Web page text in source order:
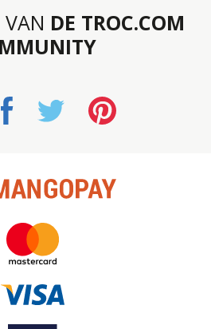
DE TROC.COM